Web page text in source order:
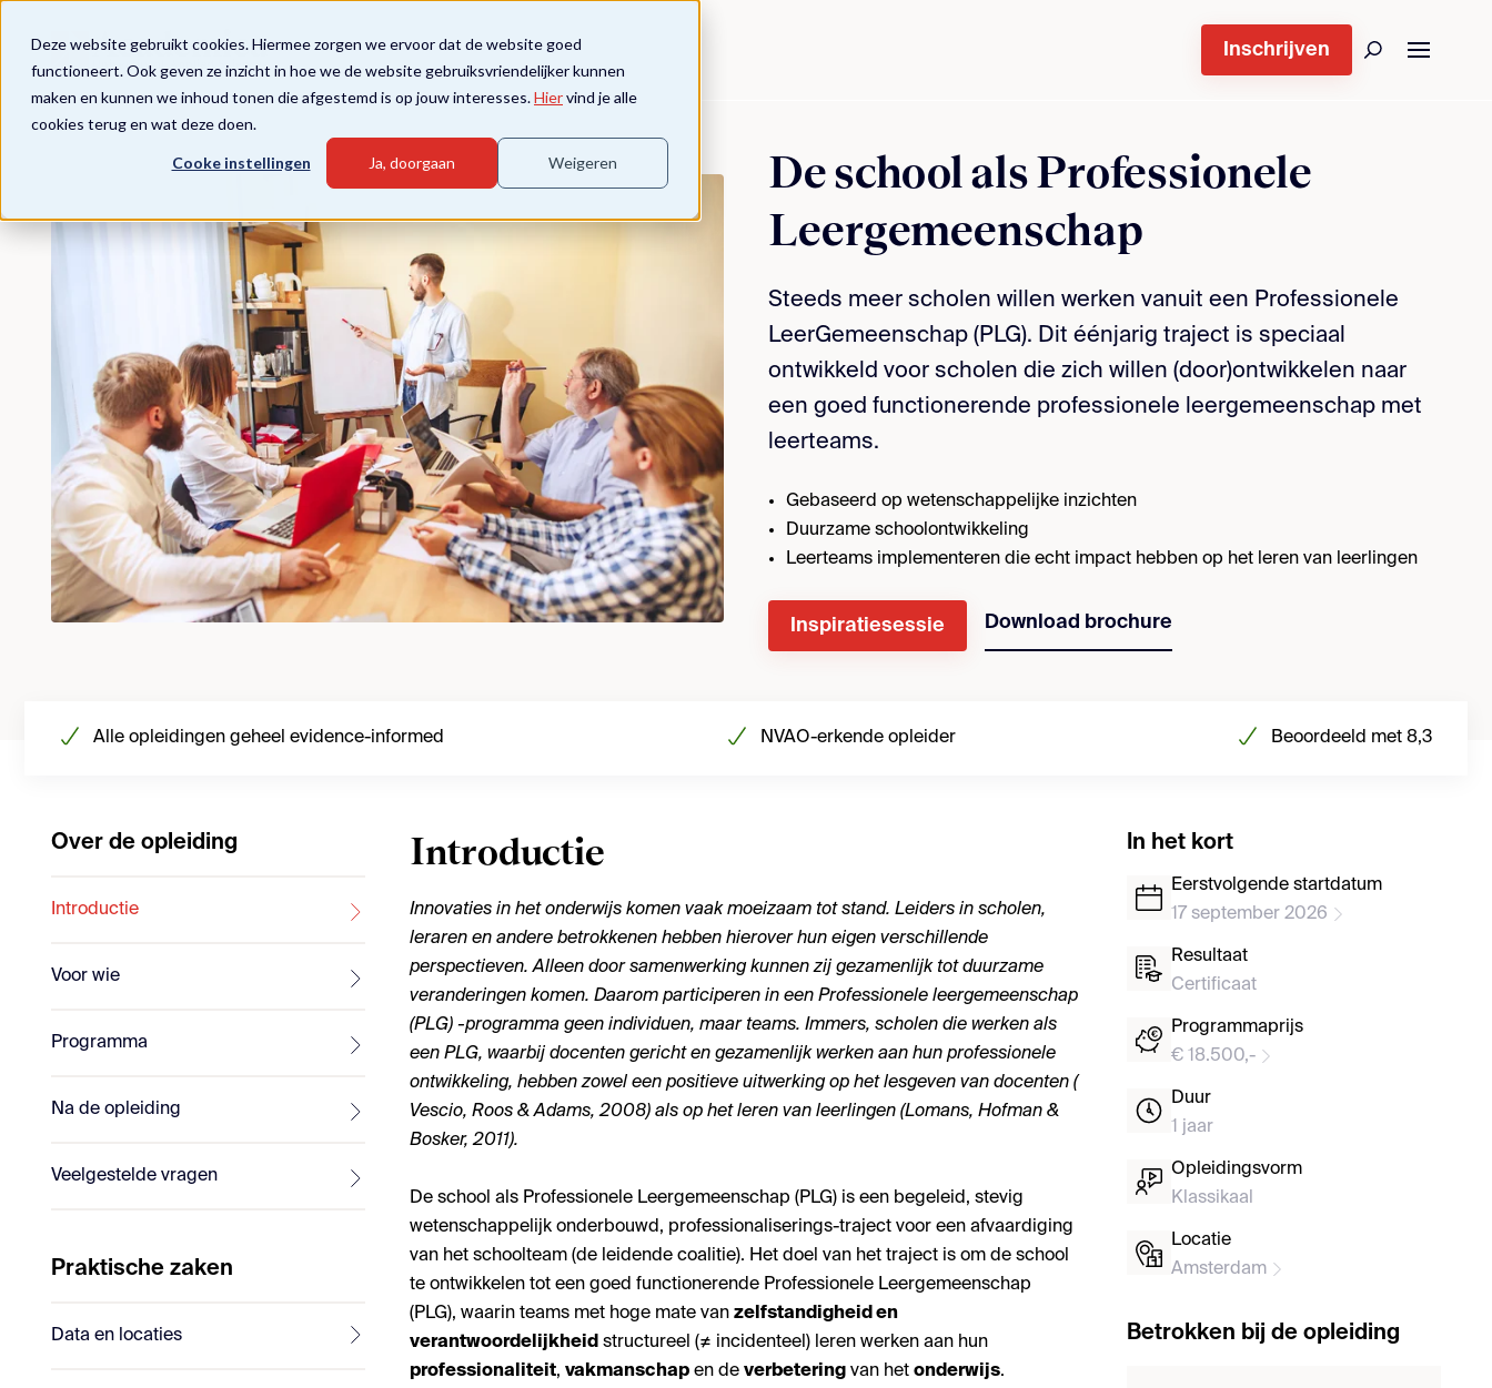
Deze website gebruikt cookies. Hiermee zorgen we ervoor dat de website goed
functioneert. Ook geven ze inzicht in hoe we de website gebruiksvriendelijker kunnen
maken en kunnen we inhoud tonen die afgestemd is op jouw interesses.Hiervind je alle
cookies terug en wat deze doen.
Cooke instellingen Ja, doorgaan Weigeren
Inschrijven
De school als Professionele
Leergemeenschap
Steeds meer scholen willen werken vanuit een Professionele
LeerGemeenschap (PLG). Dit éénjarig traject is speciaal
ontwikkeld voor scholen die zich willen (door)ontwikkelen naar
een goed functionerende professionele leergemeenschap met
leerteams.
Gebaseerd op wetenschappelijke inzichten
Duurzame schoolontwikkeling
Leerteams implementeren die echt impact hebben op het leren van leerlingen
Inspiratiesessie Download brochure
Alle opleidingen geheel evidence-informed NVAO-erkende opleider Beoordeeld met 8,3
Over de opleiding
Introductie
Voor wie
Programma
Na de opleiding
Veelgestelde vragen
Praktische zaken
Data en locaties
Introductie
Innovaties in het onderwijs komen vaak moeizaam tot stand. Leiders in scholen,
leraren en andere betrokkenen hebben hierover hun eigen verschillende
perspectieven. Alleen door samenwerking kunnen zij gezamenlijk tot duurzame
veranderingen komen. Daarom participeren in een Professionele leergemeenschap
(PLG) -programma geen individuen, maar teams. Immers, scholen die werken als
een PLG, waarbij docenten gericht en gezamenlijk werken aan hun professionele
ontwikkeling, hebben zowel een positieve uitwerking op het lesgeven van docenten (
Vescio, Roos & Adams, 2008) als op het leren van leerlingen (Lomans, Hofman &
Bosker, 2011).
De school als Professionele Leergemeenschap (PLG) is een begeleid, stevig
wetenschappelijk onderbouwd, professionaliserings-traject voor een afvaardiging
van het schoolteam (de leidende coalitie). Het doel van het traject is om de school
te ontwikkelen tot een goed functionerende Professionele Leergemeenschap
(PLG), waarin teams met hoge mate van zelfstandigheid en
verantwoordelijkheid structureel (≠ incidenteel) leren werken aan hun
professionaliteit, vakmanschapen de verbeteringvan het onderwijs.
In het kort
Eerstvolgende startdatum
17 september 2026
Resultaat
Certificaat
Programmaprijs
€ 18.500,-
Duur
1 jaar
Opleidingsvorm
Klassikaal
Locatie
Amsterdam
Betrokken bij de opleiding